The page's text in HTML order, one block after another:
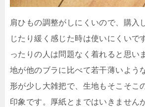
肩ひもの調整がしにくいので、購入
じたり緩く感じた時は使いにくいで
ったりの人は問題なく着れると思い
地が他のブラに比べて若干薄いよう
形が少し大雑把で、生地もそこそこ
印象です。厚紙とまではいきません